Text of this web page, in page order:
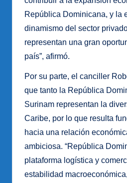
República Dominicana, y la
dinamismo del sector
representan una gran
país”, afirmó.
Por su parte, el canciller
que tanto la República
Surinam representan la
Caribe, por lo que resulta
hacia una relación
ambiciosa. “República
plataforma logística y
estabilidad